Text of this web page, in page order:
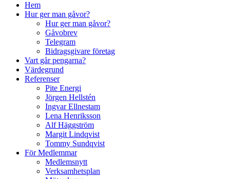
Hem
Hur ger man gåvor?
Hur ger man gåvor?
Gåvobrev
Telegram
Bidragsgivare företag
Vart går pengarna?
Värdegrund
Referenser
Pite Energi
Jörgen Hellstén
Ingvar Ellnestam
Lena Henriksson
Alf Häggström
Margit Lindqvist
Tommy Sundqvist
För Medlemmar
Medlemsnytt
Verksamhetsplan